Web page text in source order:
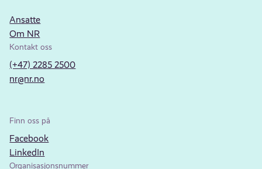
Ansatte
Om NR
Kontakt oss
(+47) 2285 2500
nr@nr.no
Finn oss på
Facebook
LinkedIn
Organisasjonsnummer